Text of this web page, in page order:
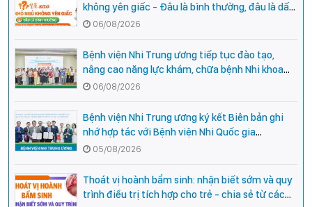
không yên giấc - Đâu là bình thường, đâu là dấu
hiệu cần đi khám ngay?
06/08/2026
Bệnh viện Nhi Trung ương tiếp tục đào tạo,
nâng cao năng lực khám, chữa bệnh Nhi khoa
cho cán bộ y tế tại các tỉnh miền núi phía Bắc
06/08/2026
Bệnh viện Nhi Trung ương ký kết Biên bản ghi
nhớ hợp tác với Bệnh viện Nhi Quốc gia
Campuchia
05/08/2026
Thoát vị hoành bẩm sinh: nhận biết sớm và quy
trình điều trị tích hợp cho trẻ - chia sẻ từ các